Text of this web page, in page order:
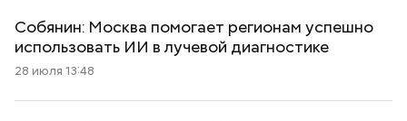
Собянин: Москва помогает регионам успешно
использовать ИИ в лучевой диагностике
28 июля 13:48